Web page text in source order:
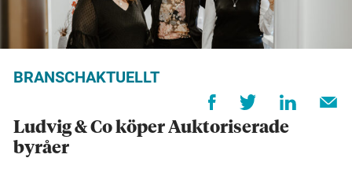
BRANSCHAKTUELLT
Ludvig & Co köper Auktoriserade
byråer